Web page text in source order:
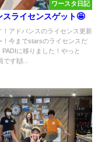
ワースタ日記
スライセンスゲット🤩
！アドバンスのライセンス更新
！今までstarsのライセンスだ
PADIに移りました！やっと
です🙌...